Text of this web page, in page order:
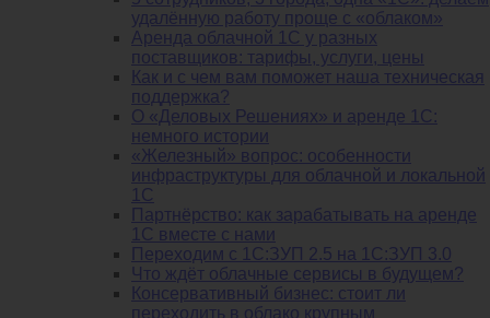
удалённую работу проще с «облаком»
Аренда облачной 1С у разных
поставщиков: тарифы, услуги, цены
Как и с чем вам поможет наша техническая
поддержка?
О «Деловых Решениях» и аренде 1С:
немного истории
«Железный» вопрос: особенности
инфраструктуры для облачной и локальной
1С
Партнёрство: как зарабатывать на аренде
1С вместе с нами
Переходим с 1С:ЗУП 2.5 на 1С:ЗУП 3.0
Что ждёт облачные сервисы в будущем?
Консервативный бизнес: стоит ли
переходить в облако крупным